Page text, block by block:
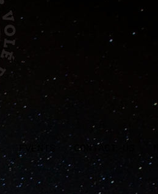
EVENTS CONTACT US